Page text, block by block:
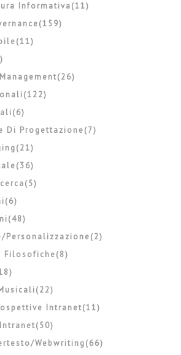
Informativa(11)
Di Progettazione(7)
personalizzazione(2)
Filosofiche(8)
Intranet(11)
webwriting(66)